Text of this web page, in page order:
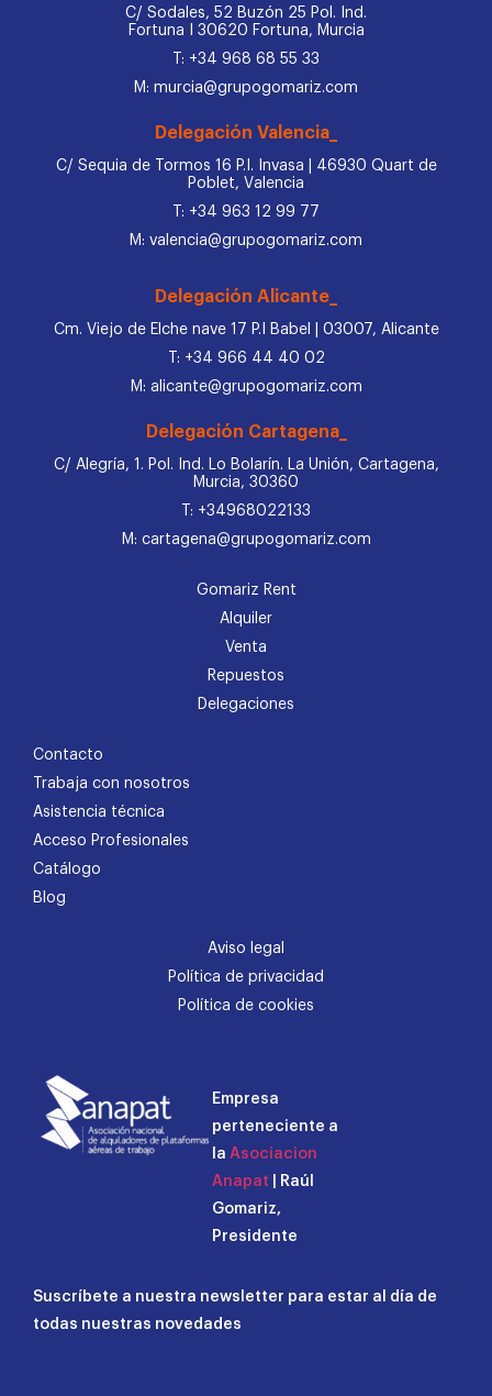
C/ Sodales, 52 Buzón 25 Pol. Ind.
Fortuna I 30620 Fortuna, Murcia
T: +34 968 68 55 33
M: murcia@grupogomariz.com
Delegación Valencia_
C/ Sequia de Tormos 16 P.I. Invasa | 46930 Quart de
Poblet, Valencia
T: +34 963 12 99 77
M: valencia@grupogomariz.com
Delegación Alicante_
Cm. Viejo de Elche nave 17 P.I Babel | 03007, Alicante
T: +34 966 44 40 02
M: alicante@grupogomariz.com
Delegación Cartagena_
C/ Alegría, 1. Pol. Ind. Lo Bolarín. La Unión, Cartagena,
Murcia, 30360
T: +34968022133
M: cartagena@grupogomariz.com
Gomariz Rent
Alquiler
Venta
Repuestos
Delegaciones
Contacto
Trabaja con nosotros
Asistencia técnica
Acceso Profesionales
Catálogo
Blog
Aviso legal
Política de privacidad
Política de cookies
Empresa
perteneciente a
la Asociacion
Anapat | Raúl
Gomariz,
Presidente
Suscríbete a nuestra newsletter para estar al día de
todas nuestras novedades